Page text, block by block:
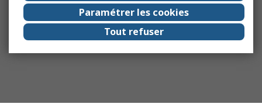
Paramétrer les cookies
Tout refuser